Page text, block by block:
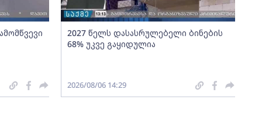
2027 წელს დასასრულებელი ბინების
68% უკვე გაყიდულია
2026/08/06 14:29